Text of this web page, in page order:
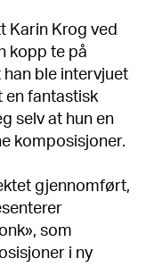
Karin Krog ved
kopp te på
ble intervjuet
en fantastisk
selv at hun en
komposisjoner.
gjennomført,
som
i ny